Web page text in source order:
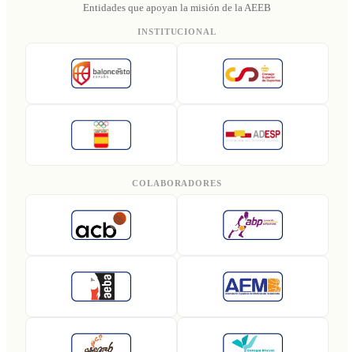
Entidades que apoyan la misión de la AEEB
INSTITUCIONAL
COLABORADORES